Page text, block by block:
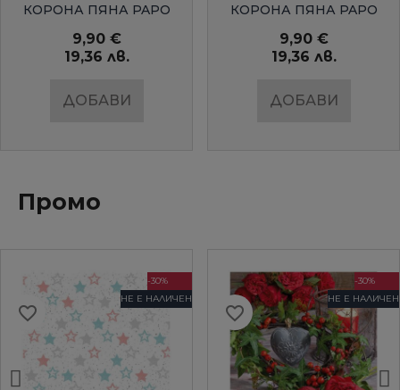
КОРОНА ПЯНА PAPO
9,90 €
19,36 лв.
ДОБАВИ
КОРОНА ПЯНА PAPO
9,90 €
19,36 лв.
ДОБАВИ
Промо
-30%
НЕ Е НАЛИЧЕН
favorite_border
-30%
НЕ Е НАЛИЧЕН
favorite_border